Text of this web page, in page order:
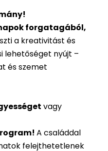
forgatagából,
a kreativitást és
lehetőséget nyújt –
és szemet
vagy
! A családdal
felejthetetlenek